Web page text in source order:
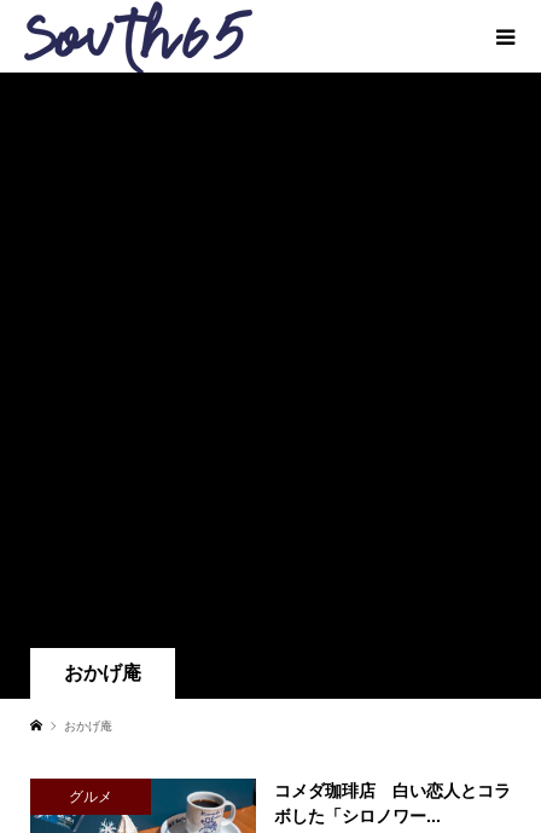
おかげ庵
おかげ庵
グルメ
コメダ珈琲店 白い恋人とコラ
ボした「シロノワー...